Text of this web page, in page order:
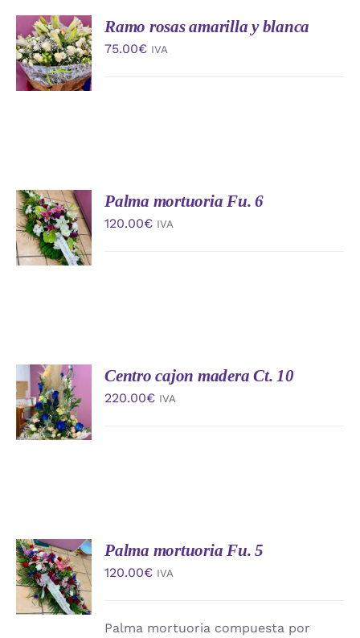
AÑADIR
AL
CARRITO
/
DETALLES
Ramo rosas amarilla y blanca
75.00€ IVA
AÑADIR
AL
CARRITO
/
DETALLES
Palma mortuoria Fu. 6
120.00€ IVA
AÑADIR
AL
CARRITO
/
DETALLES
Centro cajon madera Ct. 10
220.00€ IVA
AÑADIR
AL
CARRITO
/
DETALLES
Palma mortuoria Fu. 5
120.00€ IVA
Palma mortuoria compuesta por